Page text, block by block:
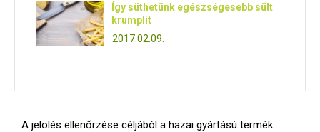
Így süthetünk egészségesebb sült
krumplit
2017.02.09.
A jelölés ellenőrzése céljából a hazai gyártású termék